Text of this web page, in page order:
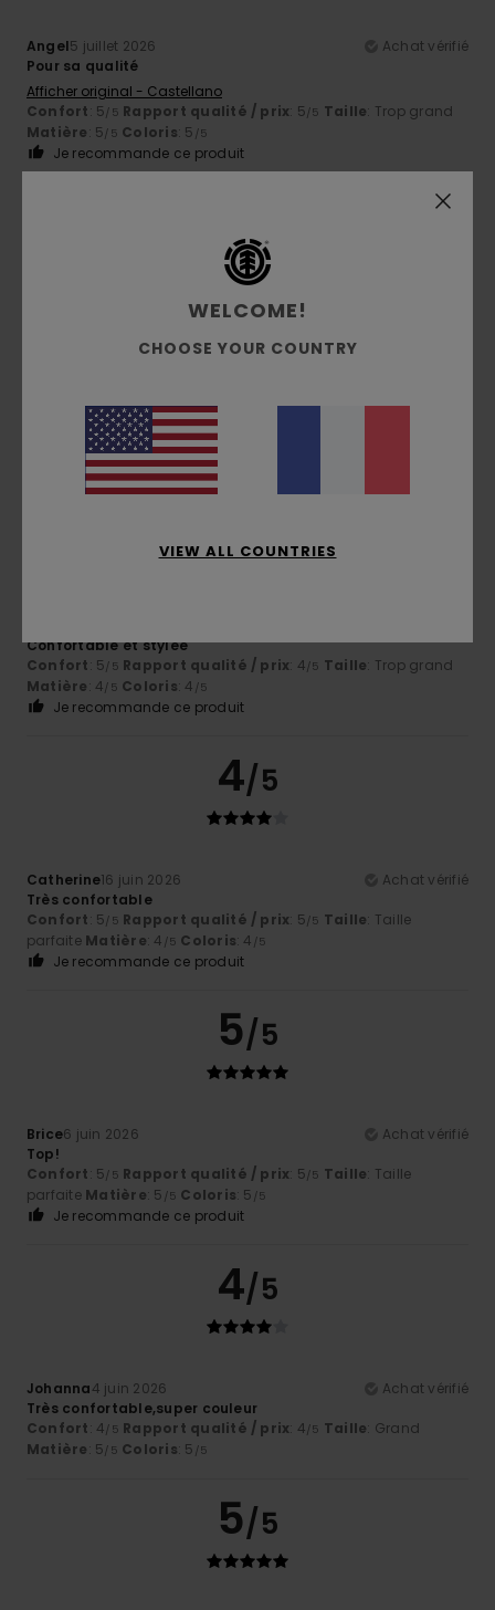
Angel5 juillet 2026
Achat vérifié
Pour sa qualité
Afficher original - Castellano
Confort: 5 /5 Rapport qualité / prix: 5 /5 Taille: Trop grand
Matière: 5 /5 Coloris: 5 /5
Je recommande ce produit
Ils sont superbes, semblent de bonne facture et sont
Confort: 5/5 Rapport qualité / prix: 5 Taille: Taille
Matière: 5/5 Coloris
Je recommande ce produit
Confortable et stylée
Confort: 5 /5 Rapport qualité / prix: 4 /5 Taille: Trop grand
Matière: 4 /5 Coloris: 4 /5
Je recommande ce produit
4/5
Catherine16 juin 2026
Achat vérifié
Très confortable
Confort: 5 /5 Rapport qualité / prix: 5 /5 Taille: Taille
parfaite Matière: 4 /5 Coloris: 4 /5
Je recommande ce produit
5/5
Brice6 juin 2026
Achat vérifié
Top!
Confort: 5 /5 Rapport qualité / prix: 5 /5 Taille: Taille
parfaite Matière: 5 /5 Coloris: 5 /5
Je recommande ce produit
4/5
Johanna4 juin 2026
Achat vérifié
Très confortable,super couleur
Confort: 4 /5 Rapport qualité / prix: 4 /5 Taille: Grand
Matière: 5 /5 Coloris: 5 /5
5/5
WELCOME!
CHOOSE YOUR COUNTRY
VIEW ALL COUNTRIES